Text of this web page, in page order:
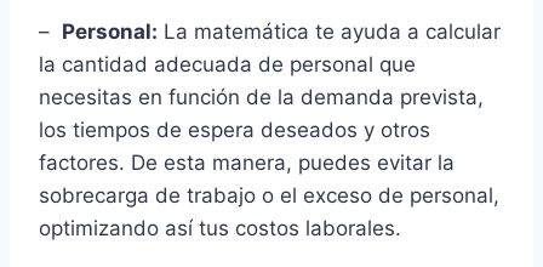
– Personal: La matemática te ayuda a calcular
la cantidad adecuada de personal que
necesitas en función de la demanda prevista,
los tiempos de espera deseados y otros
factores. De esta manera, puedes evitar la
sobrecarga de trabajo o el exceso de personal,
optimizando así tus costos laborales.